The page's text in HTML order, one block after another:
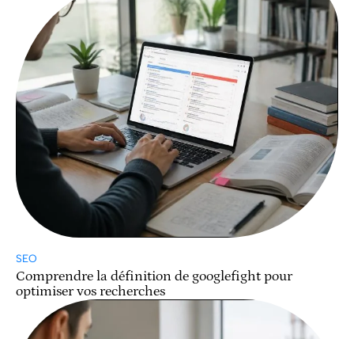
SEO
Comprendre la définition de googlefight pour
optimiser vos recherches